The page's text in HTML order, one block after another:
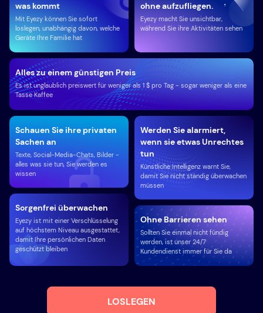
was kommt
Mit Eyezy können Sie sofort
loslegen, unabhängig davon, welche
Geräte Ihre Familie hat
ohne aufzufliegen.
Eyezy macht Sie unsichtbar,
während Sie ihre Aktivitäten sehen
Sorgenfrei überwachen
Eyezy ist mit einer Verschlüsselung
auf höchstem Niveau ausgestattet,
damit Ihre persönlichen Daten
geschützt bleiben
Schauen Sie ihre privaten
Sachen an
Texte, Social-Media-Chats, Bilder -
alles was sie tun, Sie werden es
wissen
Alles zu einem günstigen Preis
Es ist unglaublich preiswert für weniger als 1 $ pro Tag - sogar weniger als eine
Tasse Kaffee
Werden Sie alarmiert,
wenn sie etwas Unrechtes
tun
Künstliche Intelligenz warnt Sie,
damit Sie nicht ständig überwachen
müssen
Ohne Barrieren sehen
Sollten Sie einmal nicht fündig
werden, ist unser 24/7
Kundendienst immer für Sie da
LOSLEGEN